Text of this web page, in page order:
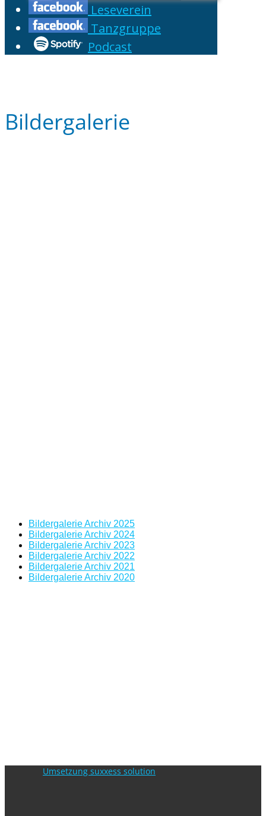
Leseverein
Tanzgruppe
Podcast
Bildergalerie
Bildergalerie Archiv 2025
Bildergalerie Archiv 2024
Bildergalerie Archiv 2023
Bildergalerie Archiv 2022
Bildergalerie Archiv 2021
Bildergalerie Archiv 2020
Umsetzung suxxess solution